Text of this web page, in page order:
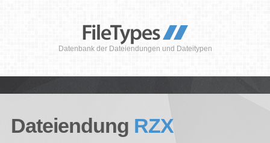
Datenbank der Dateiendungen und Dateitypen
Dateiendung RZX